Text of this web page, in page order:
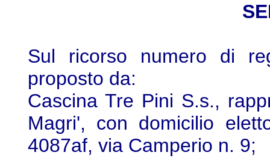
Sul ricorso numero di
proposto da:
Cascina Tre Pini S.s.,
Magri', con domicilio
4087af, via Camperio n. 9;